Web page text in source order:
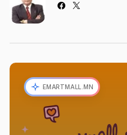
EMARTMALL.MN